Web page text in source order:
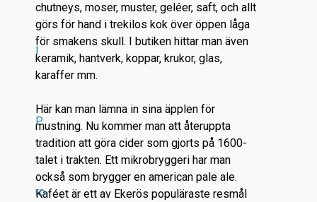
l
P
ro
chutneys, moser, muster, geléer, saft, och allt
görs för hand i trekilos kok över öppen låga
för smakens skull. I butiken hittar man även
keramik, hantverk, koppar, krukor, glas,
karaffer mm.
Här kan man lämna in sina äpplen för
mustning. Nu kommer man att återuppta
tradition att göra cider som gjorts på 1600-
talet i trakten. Ett mikrobryggeri har man
också som brygger en american pale ale.
Kaféet är ett av Ekerös populäraste resmål